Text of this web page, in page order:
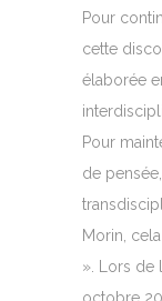
Pour
cette
élaborée
Pour
de
Morin,
». Lors de